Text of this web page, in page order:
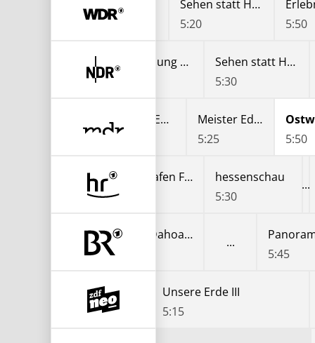
4:50
Sehen statt Hören - Ein Wochenmagazin für Hörgeschädigte
5:20
5:50
Die Sendung mit der Maus
5:00
Sehen statt Hören
5:30
Meister Eder und sein Pumuckl
5:00
Meister Eder und sein Pumuckl
5:25
5:50
Mittendrin - Flughafen Frankfurt
hessenschau
5:30
Best of Dahoam is Dahoam!
Best of Dahoam is Dahoam!
5:00
5:45
Unsere Erde III
Unsere Erde III
5:15